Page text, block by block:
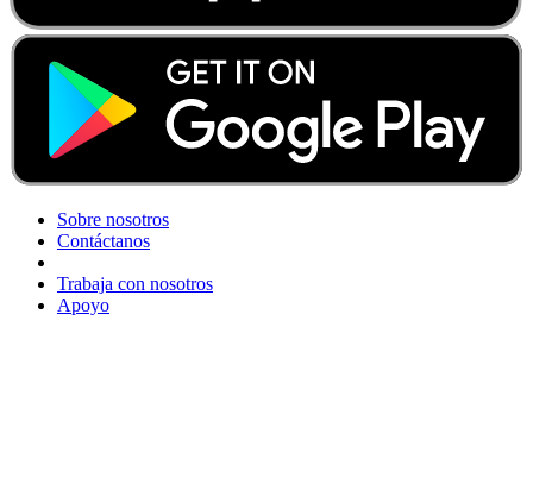
Sobre nosotros
Contáctanos
Trabaja con nosotros
Apoyo